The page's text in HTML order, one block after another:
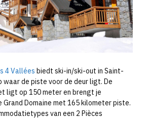
4 Vallées biedt ski-in/ski-out in Saint-
waar de piste voor de deur ligt. De
ligt op 150 meter en brengt je
Domaine met 165 kilometer piste.
van een 2 Pièces